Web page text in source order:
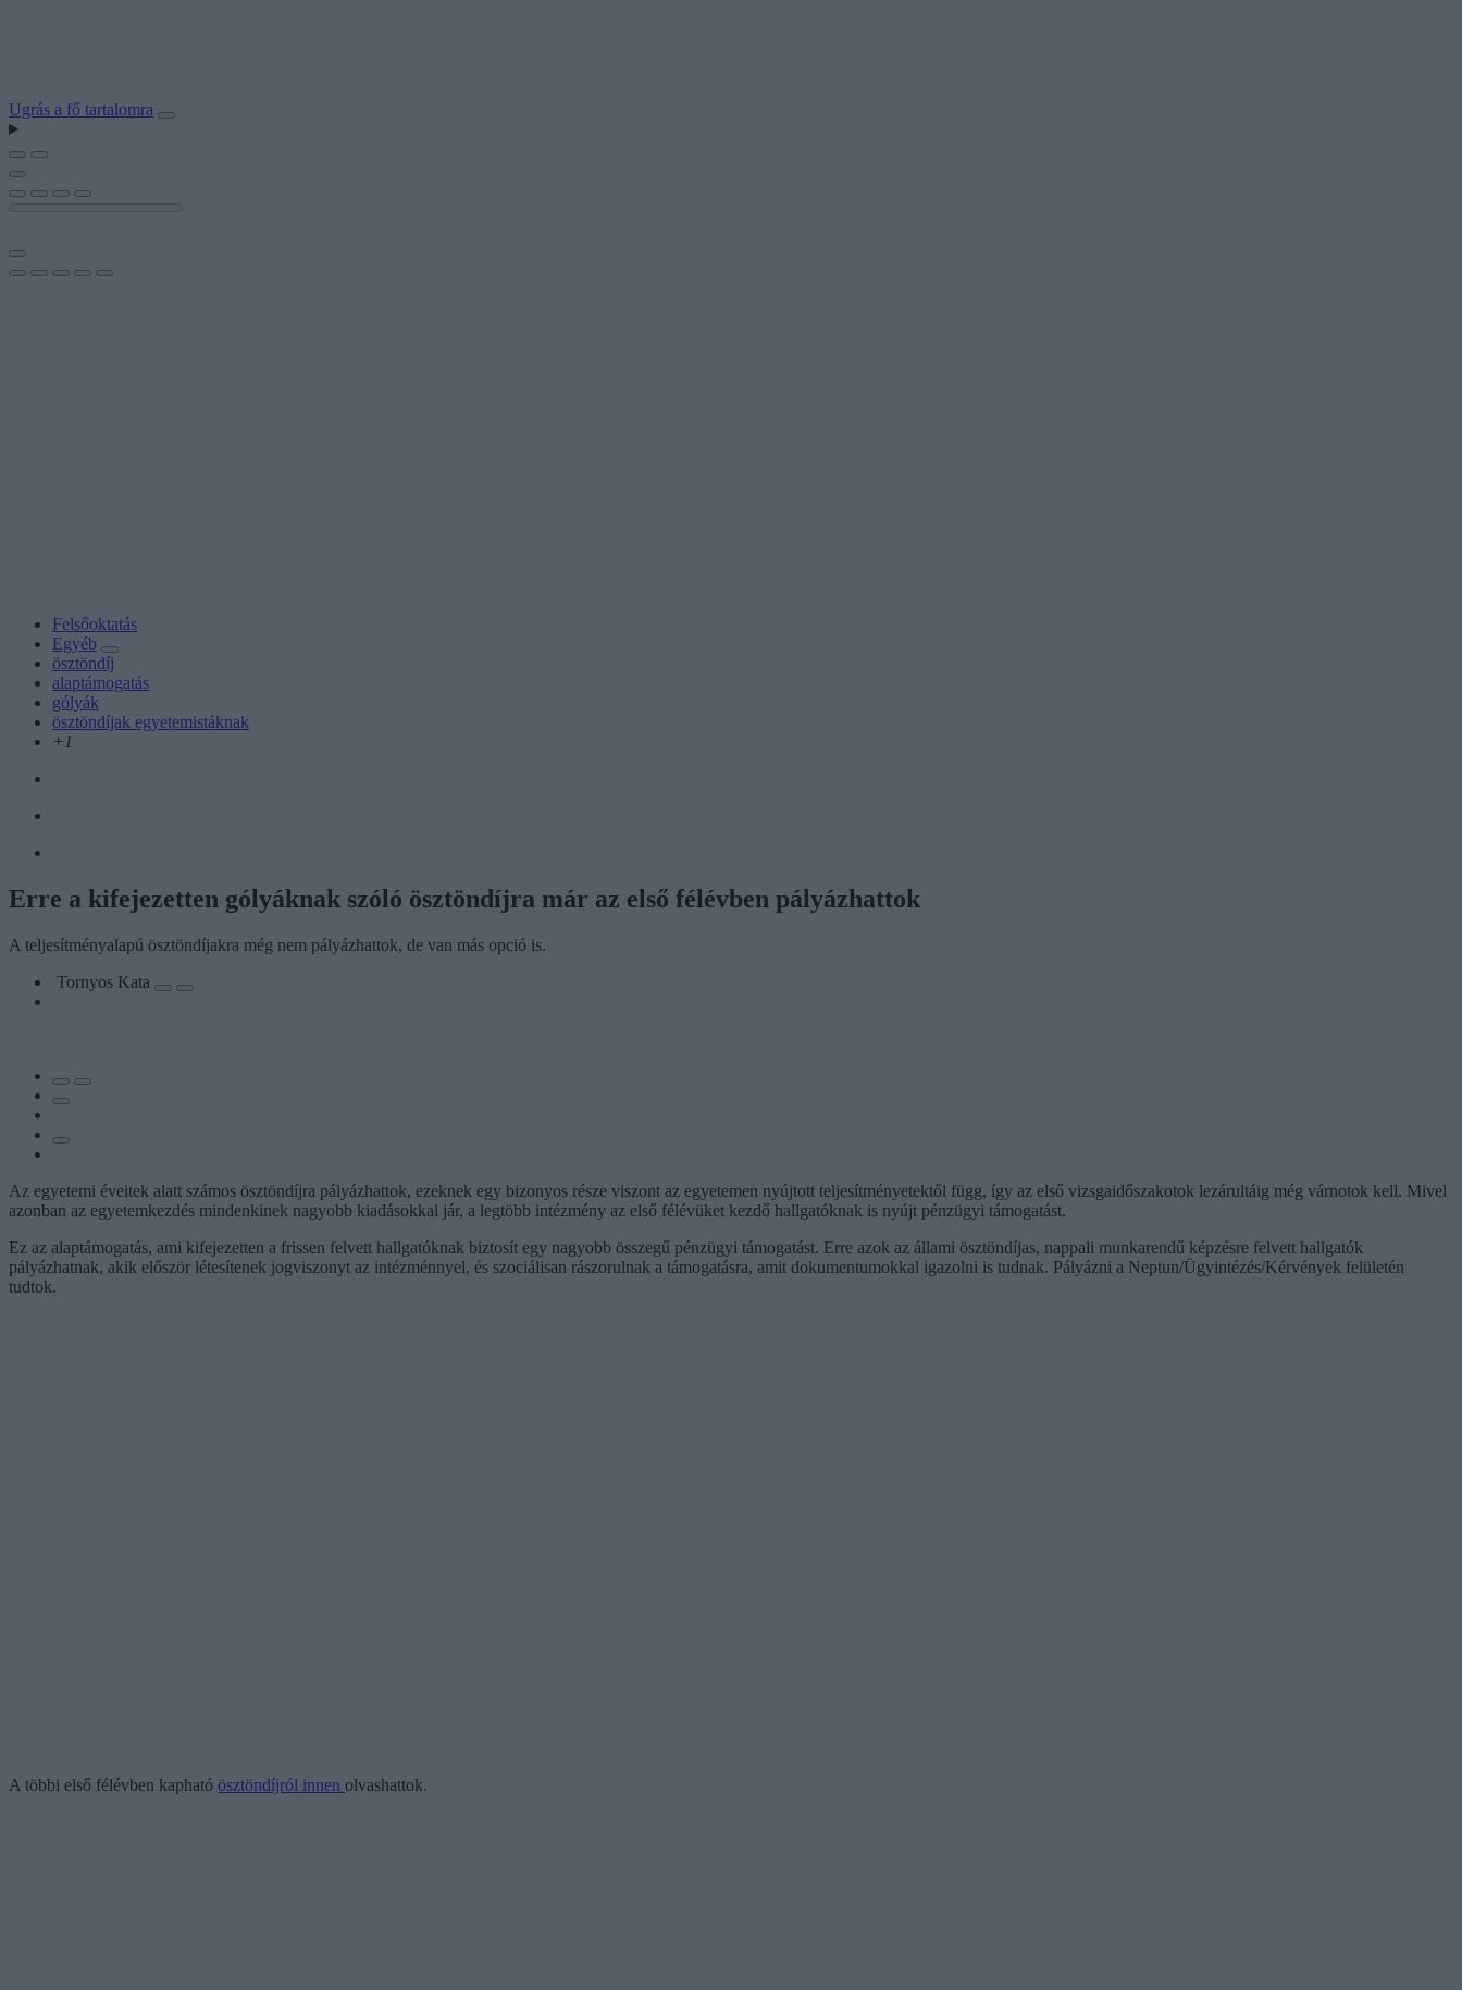
Ugrás a fő tartalomra
Felsőoktatás
Egyéb
ösztöndíj
alaptámogatás
gólyák
ösztöndíjak egyetemistáknak
+1
Erre a kifejezetten gólyáknak szóló ösztöndíjra már az első félévben pályázhattok
A teljesítményalapú ösztöndíjakra még nem pályázhattok, de van más opció is.
Tornyos Kata
Az egyetemi éveitek alatt számos ösztöndíjra pályázhattok, ezeknek egy bizonyos része viszont az egyetemen nyújtott teljesítményetektől függ, így az első vizsgaidőszakotok lezárultáig még várnotok kell. Mivel
azonban az egyetemkezdés mindenkinek nagyobb kiadásokkal jár, a legtöbb intézmény az első félévüket kezdő hallgatóknak is nyújt pénzügyi támogatást.
Ez az alaptámogatás, ami kifejezetten a frissen felvett hallgatóknak biztosít egy nagyobb összegű pénzügyi támogatást. Erre azok az állami ösztöndíjas, nappali munkarendű képzésre felvett hallgatók
pályázhatnak, akik először létesítenek jogviszonyt az intézménnyel, és szociálisan rászorulnak a támogatásra, amit dokumentumokkal igazolni is tudnak. Pályázni a Neptun/Ügyintézés/Kérvények felületén
tudtok.
A többi első félévben kapható ösztöndíjról innen olvashattok.